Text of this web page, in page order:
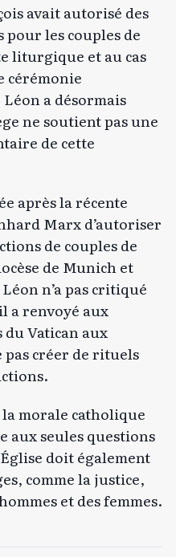
avait autorisé des
les couples de
liturgique et au cas
cérémonie
a désormais
ne soutient pas une
de cette
après la récente
Marx d’autoriser
de couples de
de Munich et
n’a pas critiqué
a renvoyé aux
Vatican aux
pas créer de rituels
morale catholique
aux seules questions
doit également
comme la justice,
et des femmes.